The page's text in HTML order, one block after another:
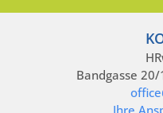
Bandgasse